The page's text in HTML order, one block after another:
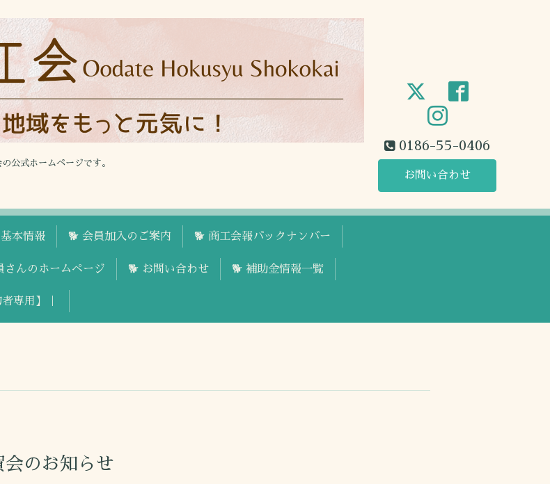
公式ホームページです。
0186-55-0406
お問い合わせ
本情報 🐕 会員加入のご案内 🐕 商工会報バックナンバー
さんのホームページ 🐕 お問い合わせ 🐕 補助金情報一覧
専用】｜
会のお知らせ